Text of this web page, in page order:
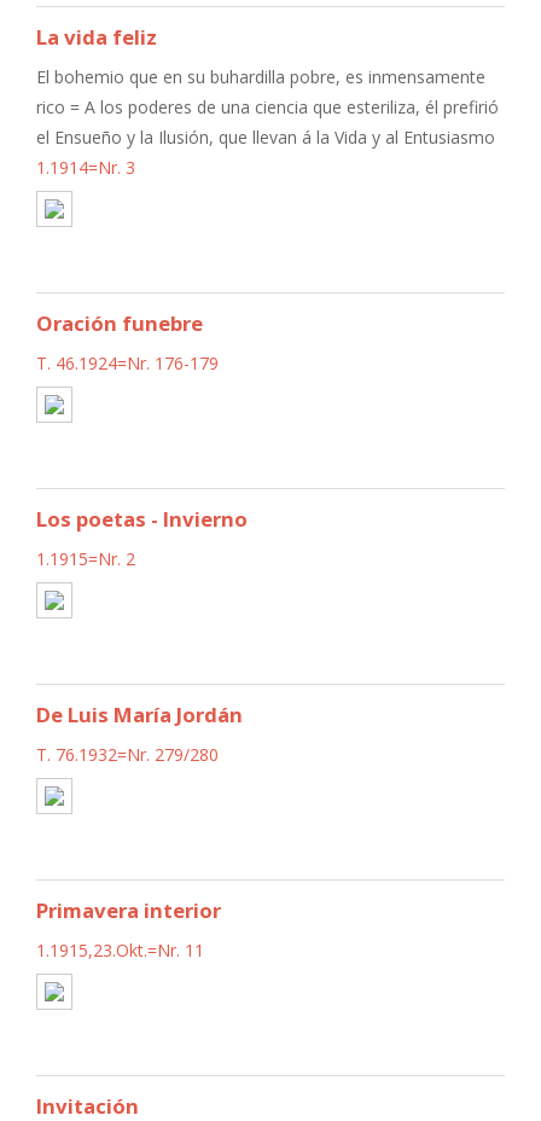
La vida feliz
El bohemio que en su buhardilla pobre, es inmensamente
rico = A los poderes de una ciencia que esteriliza, él prefirió
el Ensueño y la Ilusión, que llevan á la Vida y al Entusiasmo
1.1914=Nr. 3
Oración funebre
T. 46.1924=Nr. 176-179
Los poetas - Invierno
1.1915=Nr. 2
De Luis María Jordán
T. 76.1932=Nr. 279/280
Primavera interior
1.1915,23.Okt.=Nr. 11
Invitación